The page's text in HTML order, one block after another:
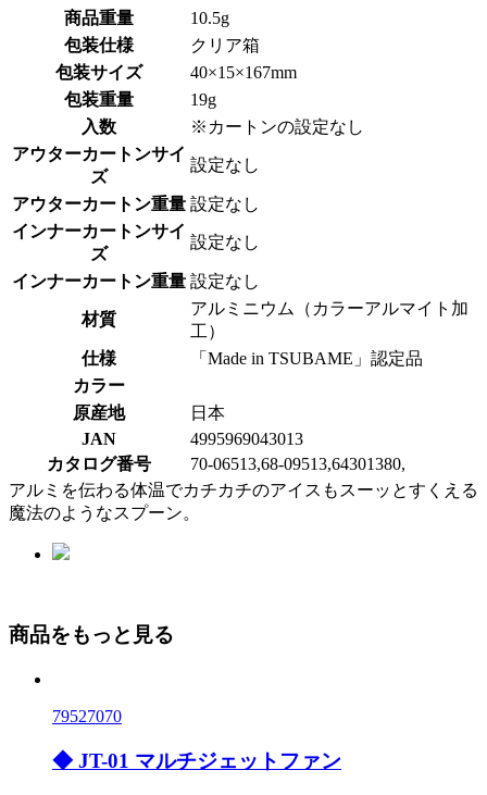
商品重量
10.5g
包装仕様
クリア箱
包装サイズ
40×15×167mm
包装重量
19g
入数
※カートンの設定なし
アウターカートンサイ
ズ
設定なし
アウターカートン重量 設定なし
インナーカートンサイ
ズ
設定なし
インナーカートン重量 設定なし
材質
アルミニウム（カラーアルマイト加
工）
仕様
「Made in TSUBAME」認定品
カラー
原産地
日本
JAN
4995969043013
カタログ番号
70-06513,68-09513,64301380,
アルミを伝わる体温でカチカチのアイスもスーッとすくえる
魔法のようなスプーン。
商品をもっと見る
79527070
◆ JT-01 マルチジェットファン